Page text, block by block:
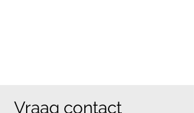
Vraag contact